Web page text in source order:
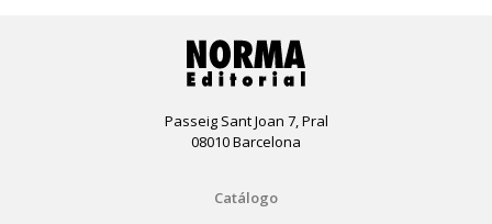
Passeig Sant Joan 7, Pral
08010 Barcelona
Catálogo